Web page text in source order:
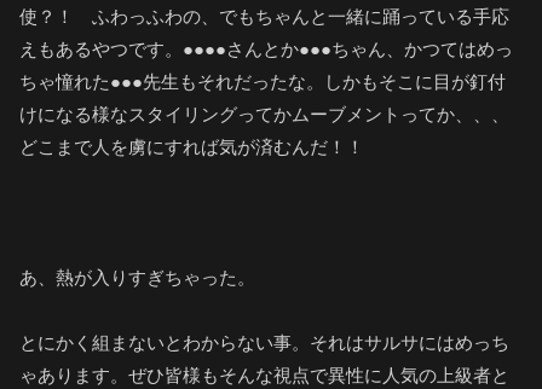
使？！ ふわっふわの、でもちゃんと一緒に踊っている手応
えもあるやつです。●●●●さんとか●●●ちゃん、かつてはめっ
ちゃ憧れた●●●先生もそれだったな。しかもそこに目が釘付
けになる様なスタイリングってかムーブメントってか、、、
どこまで人を虜にすれば気が済むんだ！！
あ、熱が入りすぎちゃった。
とにかく組まないとわからない事。それはサルサにはめっち
ゃあります。ぜひ皆様もそんな視点で異性に人気の上級者と